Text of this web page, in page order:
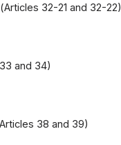
32-21 and 32-22)
and 34)
38 and 39)